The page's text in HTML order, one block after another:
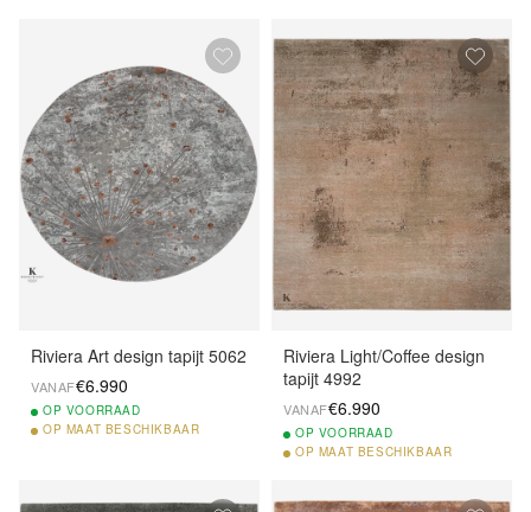
Riviera Art design tapijt 5062
VANAF€6.990
OP VOORRAAD
OP MAAT BESCHIKBAAR
Riviera Light/Coffee design
tapijt 4992
VANAF€6.990
OP VOORRAAD
OP MAAT BESCHIKBAAR